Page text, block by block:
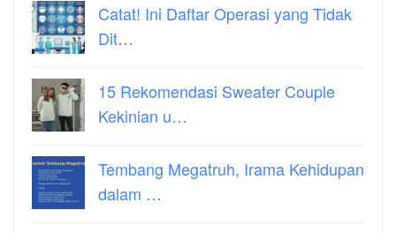
Catat! Ini Daftar Operasi yang Tidak
Dit…
15 Rekomendasi Sweater Couple
Kekinian u…
Tembang Megatruh, Irama Kehidupan
dalam …